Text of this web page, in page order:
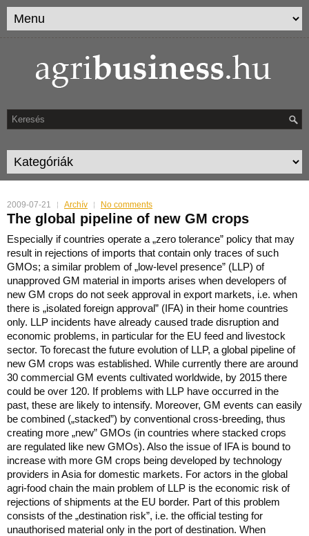
2009-07-21 Archív No comments
The global pipeline of new GM crops
Especially if countries operate a „zero tolerance” policy that may
result in rejections of imports that contain only traces of such
GMOs; a similar problem of „low-level presence” (LLP) of
unapproved GM material in imports arises when developers of
new GM crops do not seek approval in export markets, i.e. when
there is „isolated foreign approval” (IFA) in their home countries
only. LLP incidents have already caused trade disruption and
economic problems, in particular for the EU feed and livestock
sector. To forecast the future evolution of LLP, a global pipeline of
new GM crops was established. While currently there are around
30 commercial GM events cultivated worldwide, by 2015 there
could be over 120. If problems with LLP have occurred in the
past, these are likely to intensify. Moreover, GM events can easily
be combined („stacked”) by conventional cross-breeding, thus
creating more „new” GMOs (in countries where stacked crops
are regulated like new GMOs). Also the issue of IFA is bound to
increase with more GM crops being developed by technology
providers in Asia for domestic markets. For actors in the global
agri-food chain the main problem of LLP is the economic risk of
rejections of shipments at the EU border. Part of this problem
consists of the „destination risk”, i.e. the official testing for
unauthorised material only in the port of destination. When